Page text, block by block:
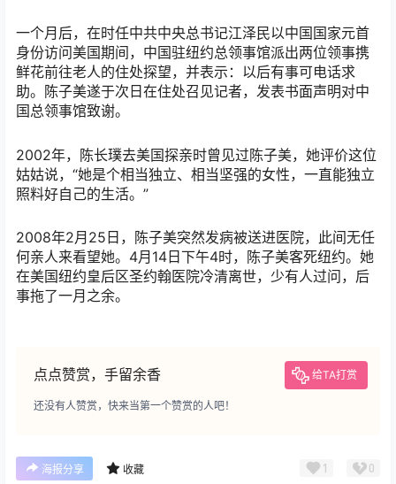
一个月后，在时任中共中央总书记江泽民以中国国家元首
身份访问美国期间，中国驻纽约总领事馆派出两位领事携
鲜花前往老人的住处探望，并表示：以后有事可电话求
助。陈子美遂于次日在住处召见记者，发表书面声明对中
国总领事馆致谢。
2002年，陈长璞去美国探亲时曾见过陈子美，她评价这位
姑姑说，“她是个相当独立、相当坚强的女性，一直能独立
照料好自己的生活。”
2008年2月25日，陈子美突然发病被送进医院，此间无任
何亲人来看望她。4月14日下午4时，陈子美客死纽约。她
在美国纽约皇后区圣约翰医院冷清离世，少有人过问，后
事拖了一月之余。
点点赞赏，手留余香 给TA打赏
还没有人赞赏，快来当第一个赞赏的人吧！
海报分享 收藏 1 0